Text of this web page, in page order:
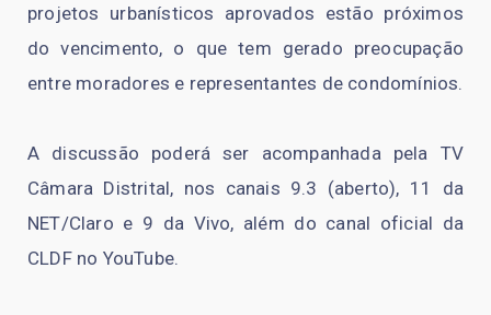
projetos urbanísticos aprovados estão próximos
do vencimento, o que tem gerado preocupação
entre moradores e representantes de condomínios.
A discussão poderá ser acompanhada pela TV
Câmara Distrital, nos canais 9.3 (aberto), 11 da
NET/Claro e 9 da Vivo, além do canal oficial da
CLDF no YouTube.